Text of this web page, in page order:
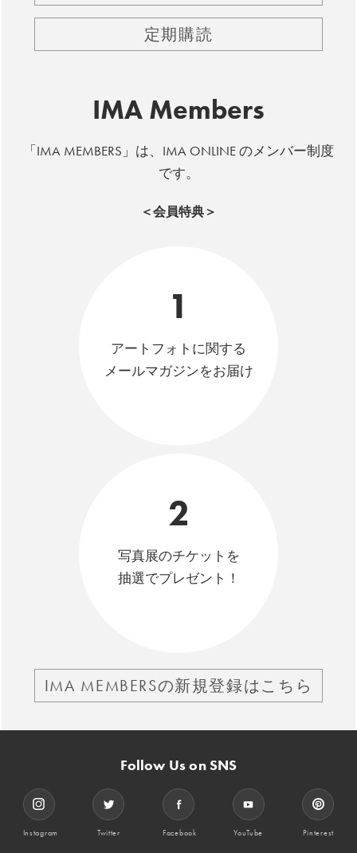
定期購読
IMA Members
「IMA MEMBERS」は、IMA ONLINE のメンバー制度
です。
＜会員特典＞
1
アートフォトに関する
メールマガジンをお届け
2
写真展のチケットを
抽選でプレゼント！
IMA MEMBERSの新規登録はこちら
Follow Us on SNS
Instagram Twitter Facebook YouTube Pinterest